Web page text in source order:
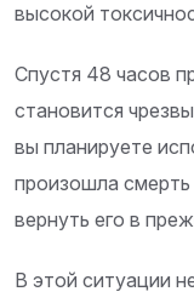
высокой
Спустя 48 часов
становится
вы планируете
произошла
вернуть его в
В этой ситуации